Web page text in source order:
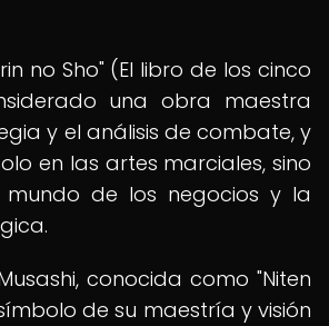
no Sho" (El libro de los cinco
una obra maestra
y el análisis de combate, y
en las artes marciales, sino
de los negocios y la
conocida como "Niten
de su maestría y visión